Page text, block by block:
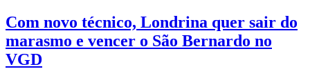
Com novo técnico, Londrina quer sair do
marasmo e vencer o São Bernardo no
VGD